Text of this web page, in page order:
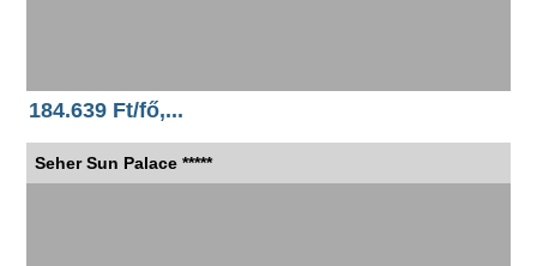
184.639 Ft/fő,...
Seher Sun Palace *****